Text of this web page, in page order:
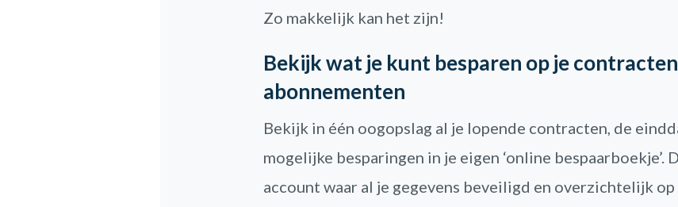
Zo makkelijk kan het zijn!
Bekijk wat je kunt besparen op je
abonnementen
Bekijk in één oogopslag al je lopende contracten, de
mogelijke besparingen in je eigen ‘online bespaarboekje’.
account waar al je gegevens beveiligd en overzichtelijk